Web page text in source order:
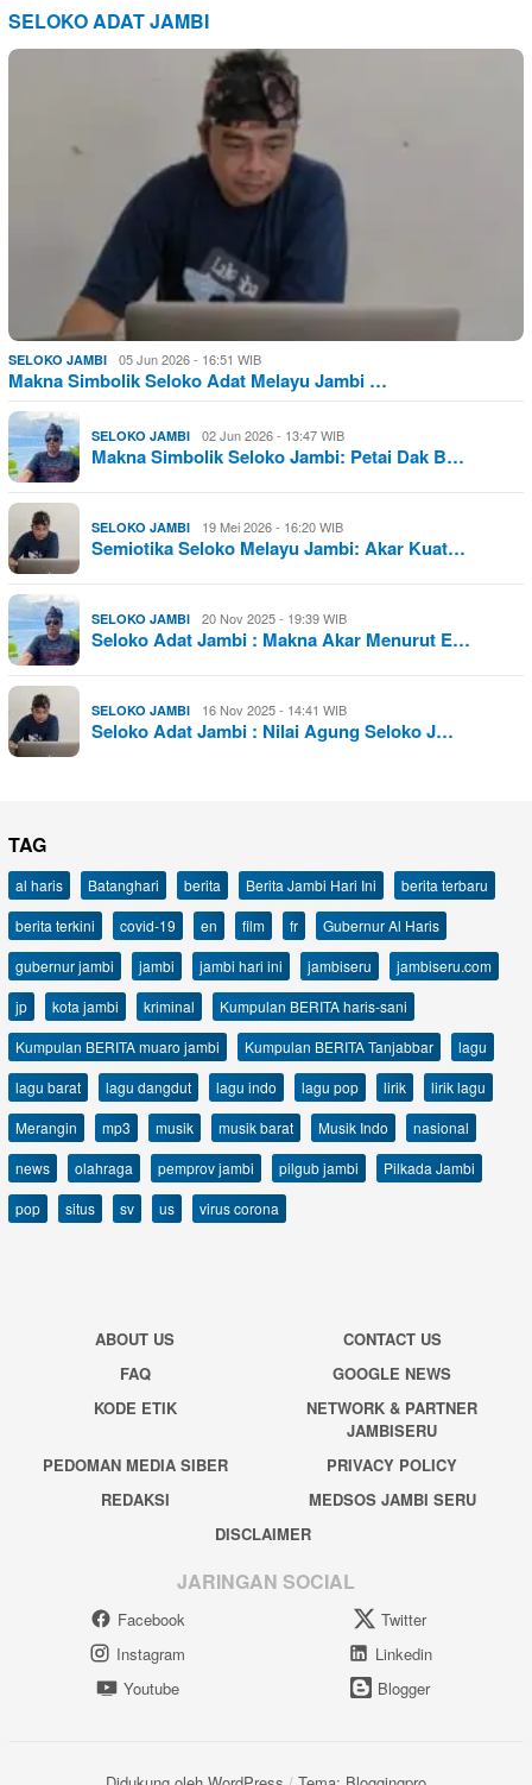
SELOKO ADAT JAMBI
SELOKO JAMBI 05 Jun 2026 - 16:51 WIB
Makna Simbolik Seloko Adat Melayu Jambi …
SELOKO JAMBI 02 Jun 2026 - 13:47 WIB
Makna Simbolik Seloko Jambi: Petai Dak B…
SELOKO JAMBI 19 Mei 2026 - 16:20 WIB
Semiotika Seloko Melayu Jambi: Akar Kuat…
SELOKO JAMBI 20 Nov 2025 - 19:39 WIB
Seloko Adat Jambi : Makna Akar Menurut E…
SELOKO JAMBI 16 Nov 2025 - 14:41 WIB
Seloko Adat Jambi : Nilai Agung Seloko J…
TAG
al haris Batanghari berita Berita Jambi Hari Ini
berita terbaru
berita terkini
covid-19 en film fr
Gubernur Al Haris
gubernur jambi
jambi jambi hari ini jambiseru
jambiseru.com
jp
kota jambi kriminal
Kumpulan BERITA haris-sani
Kumpulan BERITA muaro jambi
Kumpulan BERITA Tanjabbar
lagu
lagu barat
lagu dangdut lagu indo lagu pop lirik
lirik lagu
Merangin
mp3 musik musik barat Musik Indo
nasional
news
olahraga pemprov jambi pilgub jambi
Pilkada Jambi
pop
situs sv us virus corona
ABOUT US
CONTACT US
FAQ
GOOGLE NEWS
KODE ETIK
NETWORK & PARTNER
JAMBISERU
PEDOMAN MEDIA SIBER
PRIVACY POLICY
REDAKSI
MEDSOS JAMBI SERU
DISCLAIMER
JARINGAN SOCIAL
Facebook
Twitter
Instagram
Linkedin
Youtube
Blogger